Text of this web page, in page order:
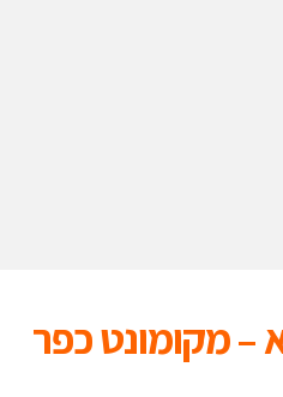
מקומונט כפר